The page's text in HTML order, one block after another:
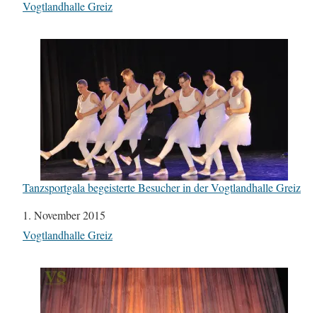
In Bezug auf
Vogtlandhalle Greiz
Tanzsportgala begeisterte Besucher in der Vogtlandhalle Greiz
Datum
1. November 2015
In Bezug auf
Vogtlandhalle Greiz